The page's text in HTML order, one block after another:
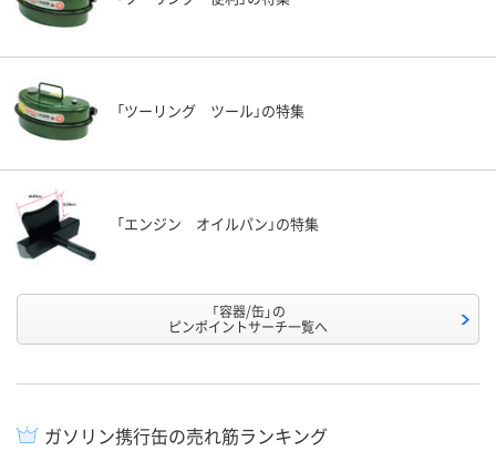
「ツーリング ツール」の特集
「エンジン オイルパン」の特集
「容器/缶」の
ピンポイントサーチ一覧へ
ガソリン携行缶の売れ筋ランキング